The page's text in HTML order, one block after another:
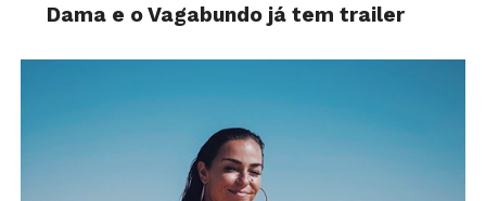
Dama e o Vagabundo já tem trailer